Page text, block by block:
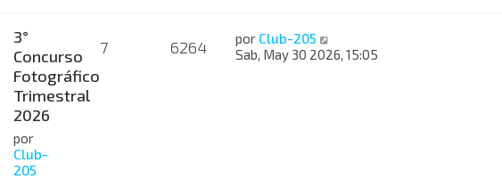
3°
Concurso
Fotográfico
Trimestral
2026
por
Club-
205
7 6264 por Club-205
Sab, May 30 2026, 15:05